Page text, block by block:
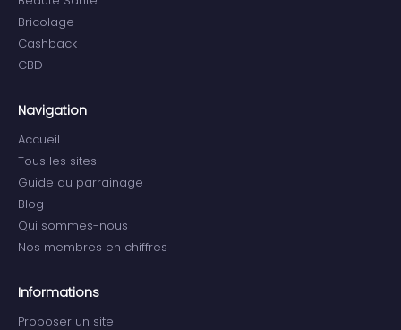
Bricolage
Cashback
CBD
Navigation
Accueil
Tous les sites
Guide du parrainage
Blog
Qui sommes-nous
Nos membres en chiffres
Informations
Proposer un site